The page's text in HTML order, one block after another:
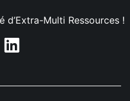
d’Extra-Multi Ressources !